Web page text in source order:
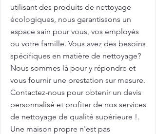
utilisant des produits de nettoyage
écologiques, nous garantissons un
espace sain pour vous, vos employés
ou votre famille. Vous avez des besoins
spécifiques en matière de nettoyage?
Nous sommes là pour y répondre et
vous fournir une prestation sur mesure.
Contactez-nous pour obtenir un devis
personnalisé et profiter de nos services
de nettoyage de qualité supérieure !.
Une maison propre n'est pas